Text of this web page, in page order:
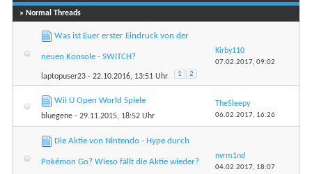
» Normal Threads
Was ist Euer erster Eindruck von der
neuen Konsole - SWITCH?
laptopuser23 - 22.10.2016, 13:51 Uhr 1 2
Kirby110
07.02.2017, 09:02
Wii U Open World Spiele
bluegene - 29.11.2015, 18:52 Uhr
TheSleepy
06.02.2017, 16:26
Die Aktie von Nintendo - Hype durch
Pokémon Go? Wieso fällt die Aktie wieder?
nvrm1nd
04.02.2017, 18:07